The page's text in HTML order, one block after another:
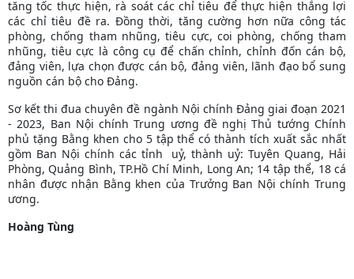
tăng tốc thực hiện, rà soát các chỉ tiêu để thực hiện thắng lợi
các chỉ tiêu đề ra. Đồng thời, tăng cường hơn nữa công tác
phòng, chống tham nhũng, tiêu cực, coi phòng, chống tham
nhũng, tiêu cực là công cụ để chấn chỉnh, chỉnh đốn cán bộ,
đảng viên, lựa chọn được cán bộ, đảng viên, lãnh đạo bổ sung
nguồn cán bộ cho Đảng.
Sơ kết thi đua chuyên đề ngành Nội chính Đảng giai đoạn 2021
- 2023, Ban Nội chính Trung ương đề nghị Thủ tướng Chính
phủ tặng Bằng khen cho 5 tập thể có thành tích xuất sắc nhất
gồm Ban Nội chính các tỉnh uỷ, thành uỷ: Tuyên Quang, Hải
Phòng, Quảng Bình, TP.Hồ Chí Minh, Long An; 14 tập thể, 18 cá
nhân được nhận Bằng khen của Trưởng Ban Nội chính Trung
ương.
Hoàng Tùng